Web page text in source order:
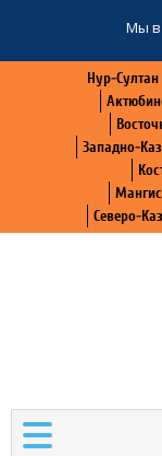
Мы в
Нур-Султан
Западно-
Северо-